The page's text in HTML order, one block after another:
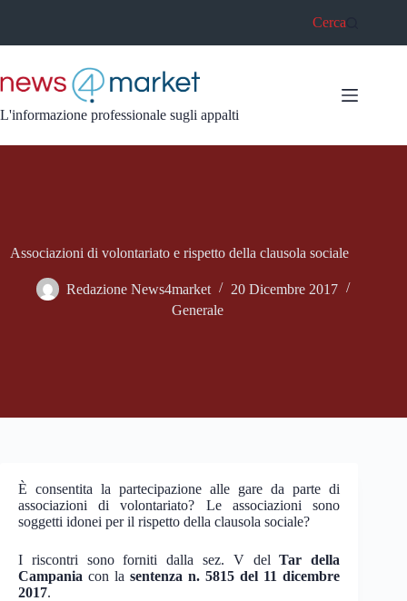
Cerca
L'informazione professionale sugli appalti
Associazioni di volontariato e rispetto della clausola sociale
Redazione News4market
20 Dicembre 2017
Generale
È consentita la partecipazione alle gare da parte di
associazioni di volontariato? Le associazioni sono
soggetti idonei per il rispetto della clausola sociale?
I riscontri sono forniti dalla sez. V del Tar della
Campania con la sentenza n. 5815 del 11 dicembre
2017.